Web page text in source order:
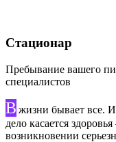
Стационар
Пребывание вашего
специалистов
В жизни бывает все.
дело касается
возникновении